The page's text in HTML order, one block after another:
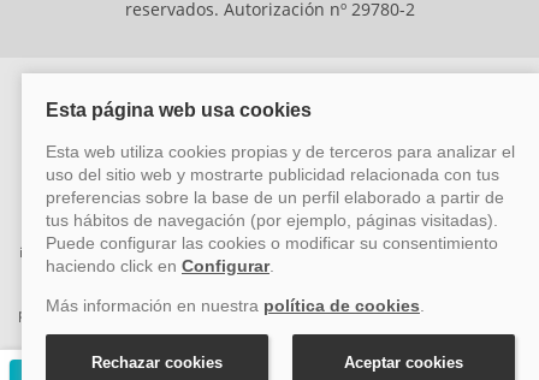
reservados. Autorización nº 29780-2
ACCION VIAJES SL ha sido beneficiaria del Fondo Europeo de Desarrollo
Regional (FEDER), cuyo objetivo es mejorar la competitividad de las pymes
mediante el impulso de la innovación, el desarrollo tecnológico, la
investigación de calidad y el uso seguro y fiable del ciberespacio. Gracias a
esta financiación, la empresa ha puesto en marcha un Plan de Acción
promoviendo la innovación y la ciberseguridad. Para ello, ha contado con el
apoyo de los programas Pyme Innova y Pyme Cibersegura de la Cámara
de Comercio de Málaga. #EuropaSeSiente